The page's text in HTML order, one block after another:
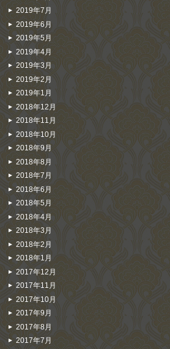
2019年7月
2019年6月
2019年5月
2019年4月
2019年3月
2019年2月
2019年1月
2018年12月
2018年11月
2018年10月
2018年9月
2018年8月
2018年7月
2018年6月
2018年5月
2018年4月
2018年3月
2018年2月
2018年1月
2017年12月
2017年11月
2017年10月
2017年9月
2017年8月
2017年7月